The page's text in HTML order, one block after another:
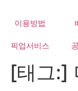
content
이용방법
픽업서비스
[태그:]